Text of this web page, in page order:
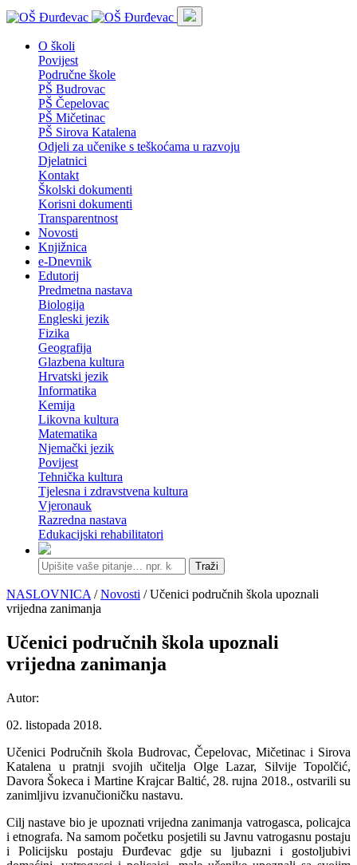
O školi
Povijest
Područne škole
PŠ Budrovac
PŠ Čepelovac
PŠ Mičetinac
PŠ Sirova Katalena
Odjeli za učenike s teškoćama u razvoju
Djelatnici
Kontakt
Školski dokumenti
Korisni dokumenti
Transparentnost
Novosti
Knjižnica
e-Dnevnik
Edutorij
Predmetna nastava
Biologija
Engleski jezik
Fizika
Geografija
Glazbena kultura
Hrvatski jezik
Informatika
Kemija
Likovna kultura
Matematika
Njemački jezik
Povijest
Tehnička kultura
Tjelesna i zdravstvena kultura
Vjeronauk
Razredna nastava
Edukacijski rehabilitatori
Traži
NASLOVNICA /Novosti / Učenici područnih škola upoznali
vrijedna zanimanja
Učenici područnih škola upoznali
vrijedna zanimanja
Autor:
02. listopada 2018.
Učenici Područnih škola Budrovac, Čepelovac, Mičetinac i Sirova
Katalena u pratnji svojih učitelja Olge Lazar, Silvije Topolčić,
Davora Šokeca i Martine Krajcar Baltić, 28. rujna 2018., ostvarili su
zanimljivu izvanučioničku nastavu.
Cilj nastave bio je upoznati vrijedna zanimanja vatrogasca, policajca
i etnografa. Na samom početku posjetili su Javnu vatrogasnu postaju
i Policijsku postaju Đurđevac gdje su ljubazni i gostoljubivi